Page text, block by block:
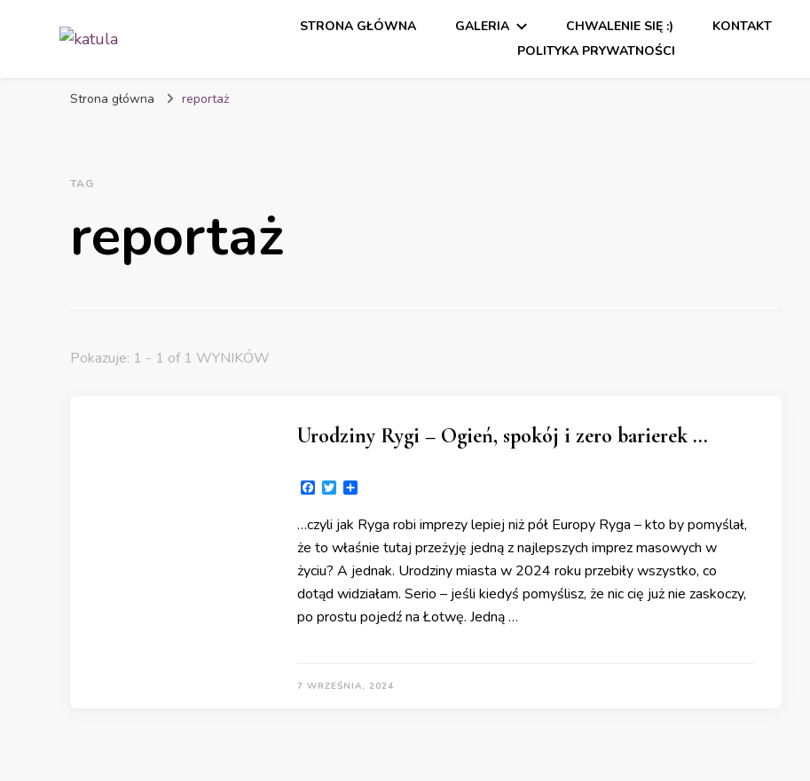
STRONA GŁÓWNA GALERIA CHWALENIE SIĘ :) KONTAKT
POLITYKA PRYWATNOŚCI
Strona główna reportaż
TAG
reportaż
Pokazuje: 1 - 1 of 1 WYNIKÓW
Urodziny Rygi – Ogień, spokój i zero barierek …
Facebook
Twitter
…czyli jak Ryga robi imprezy lepiej niż pół Europy Ryga – kto by pomyślał,
że to właśnie tutaj przeżyję jedną z najlepszych imprez masowych w
życiu? A jednak. Urodziny miasta w 2024 roku przebiły wszystko, co
dotąd widziałam. Serio – jeśli kiedyś pomyślisz, że nic cię już nie zaskoczy,
po prostu pojedź na Łotwę. Jedną …
7 WRZEŚNIA, 2024